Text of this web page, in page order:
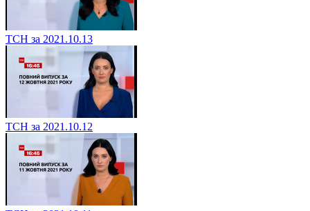
ТСН за 2021.10.13
ТСН за 2021.10.12